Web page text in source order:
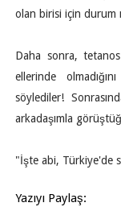
olan birisi için durum
Daha sonra,
ellerinde
söylediler!
arkadaşımla
"İşte abi, Türkiye'de
Yazıyı Paylaş: